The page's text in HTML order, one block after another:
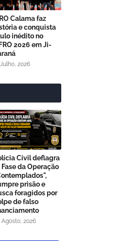
Calama faz
e conquista
inédito no
2026 em Ji-
2026
Civil deflagra
Fase da Operação
prisão e
foragidos por
de falso
Agosto, 2026